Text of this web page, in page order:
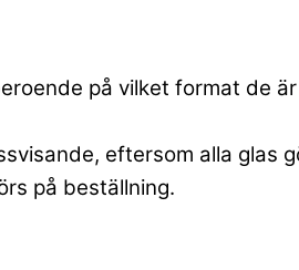
på vilket format de
eftersom alla glas
på beställning.